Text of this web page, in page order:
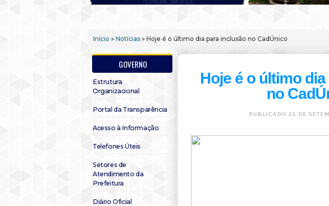
Início » Notícias » Hoje é o último dia para inclusão no CadÚnico
GOVERNO
Estrutura
Organizacional
Portal da Transparência
Acesso à Informação
Telefones Úteis
Setores de
Atendimento da
Prefeitura
Diário Oficial
Hoje é o último
no
PUBLICADO 25 DE